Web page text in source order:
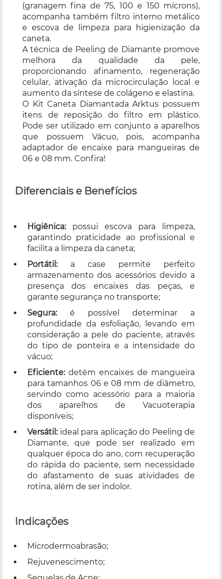
(granagem fina de 75, 100 e 150 mícrons),
acompanha também filtro interno metálico
e escova de limpeza para higienização da
caneta.
A técnica de Peeling de Diamante promove
melhora da qualidade da pele,
proporcionando afinamento, regeneração
celular, ativação da microcirculação local e
aumento da síntese de colágeno e elastina.
O Kit Caneta Diamantada Arktus possuem
itens de reposição do filtro em plástico.
Pode ser utilizado em conjunto a aparelhos
que possuem Vácuo, pois, acompanha
adaptador de encaixe para mangueiras de
06 e 08 mm. Confira!
Diferenciais e Benefícios
Higiênica:possui escova para limpeza,
garantindo praticidade ao profissional e
facilita a limpeza da caneta;
Portátil:a case permite perfeito
armazenamento dos acessórios devido a
presença dos encaixes das peças, e
garante segurança no transporte;
Segura:é possível determinar a
profundidade da esfoliação, levando em
consideração a pele do paciente, através
do tipo de ponteira e a intensidade do
vácuo;
Eficiente:detém encaixes de mangueira
para tamanhos 06 e 08 mm de diâmetro,
servindo como acessório para a maioria
dos aparelhos de Vacuoterapia
disponíveis;
Versátil:ideal para aplicação do Peeling de
Diamante, que pode ser realizado em
qualquer época do ano, com recuperação
do rápida do paciente, sem necessidade
do afastamento de suas atividades de
rotina, além de ser indolor.
Indicações
Microdermoabrasão;
Rejuvenescimento;